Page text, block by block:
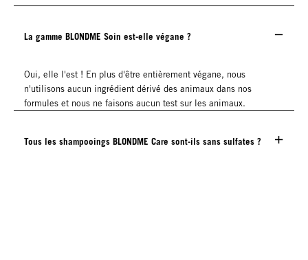
La gamme BLONDME Soin est-elle végane ?
Oui, elle l'est ! En plus d'être entièrement végane, nous
n'utilisons aucun ingrédient dérivé des animaux dans nos
formules et nous ne faisons aucun test sur les animaux.
Tous les shampooings BLONDME Care sont-ils sans sulfates ?